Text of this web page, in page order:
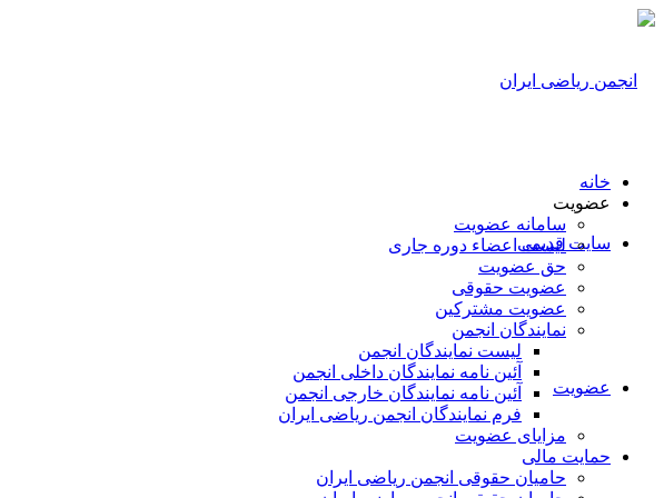
سایت قدیمی
عضویت
خانه
عضویت
سامانه عضویت
لیست اعضاء دوره جاری
حق عضویت
عضویت حقوقی
عضویت مشترکین
نمایندگان انجمن
لیست نمایندگان انجمن
آئین نامه نمایندگان داخلی انجمن
آئین نامه نمایندگان خارجی انجمن
فرم نمایندگان انجمن ریاضی ایران
مزایای عضویت
حمایت مالی
حامیان حقوقی انجمن ریاضی ایران